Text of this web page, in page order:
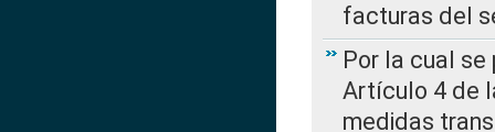
facturas del
Por la cual
Artículo 4 de
medidas